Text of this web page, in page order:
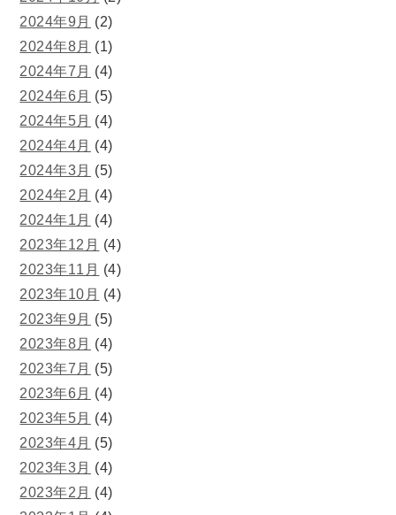
2024年9月 (2)
2024年8月 (1)
2024年7月 (4)
2024年6月 (5)
2024年5月 (4)
2024年4月 (4)
2024年3月 (5)
2024年2月 (4)
2024年1月 (4)
2023年12月 (4)
2023年11月 (4)
2023年10月 (4)
2023年9月 (5)
2023年8月 (4)
2023年7月 (5)
2023年6月 (4)
2023年5月 (4)
2023年4月 (5)
2023年3月 (4)
2023年2月 (4)